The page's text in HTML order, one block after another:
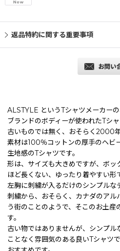
返品特約に関する重要事項
ALSTYLE というTシャツメーカー
ブランドのボディーが使われたTシャ
古いものでは無く、おそらく2000年
素材は100％コットンの厚手のヘビ
生地感のTシャツです。
形は、サイズも大きめですが、ボッ
ほど長くない、ゆったり着やすい形
左胸に刺繍が入るだけのシンプルな
刺繍から、おそらく、カナダのア
う街のことのようで、そこのお土産
す。
古い物ではありませんが、シンプ
ことなく雰囲気のある良いTシャツで